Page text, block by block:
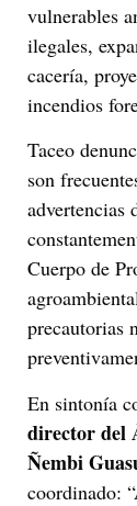
vulnerables
ilegales,
cacería,
incendios
Taceo
son
advertencias
Cuerpo de
precautorias
En sintonía
director del
Ñembi
coordinado: